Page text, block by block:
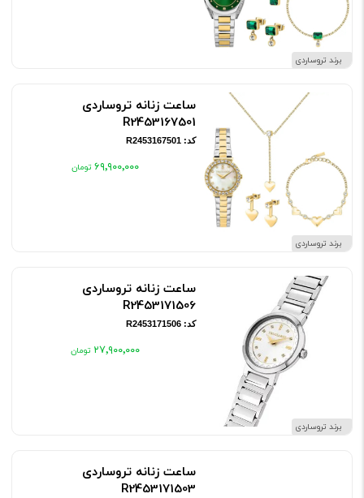
برند تروساردی
برند تروساردی
ساعت زنانه تروساردی
R2453167501
کد: R2453167501
۶۹٬۹۰۰٬۰۰۰
برند تروساردی
ساعت زنانه تروساردی
R2453171506
کد: R2453171506
۲۷٬۹۰۰٬۰۰۰
ساعت زنانه تروساردی
R2453171503